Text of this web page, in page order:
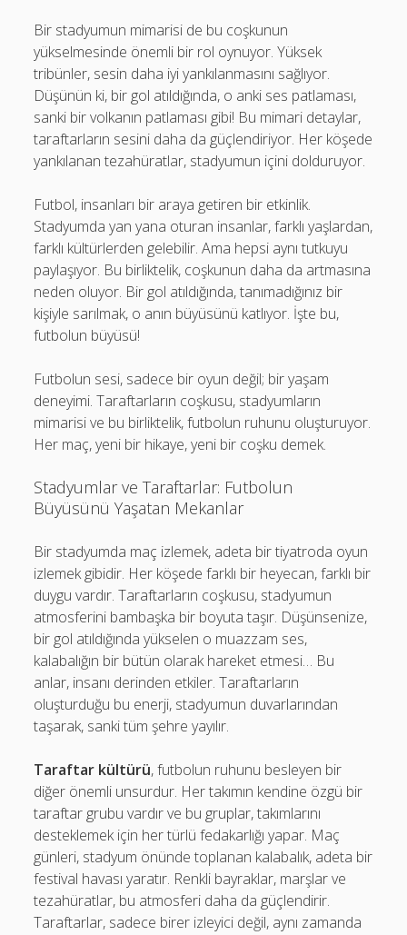
Bir stadyumun mimarisi de bu coşkunun
yükselmesinde önemli bir rol oynuyor. Yüksek
tribünler, sesin daha iyi yankılanmasını sağlıyor.
Düşünün ki, bir gol atıldığında, o anki ses patlaması,
sanki bir volkanın patlaması gibi! Bu mimari detaylar,
taraftarların sesini daha da güçlendiriyor. Her köşede
yankılanan tezahüratlar, stadyumun içini dolduruyor.
Futbol, insanları bir araya getiren bir etkinlik.
Stadyumda yan yana oturan insanlar, farklı yaşlardan,
farklı kültürlerden gelebilir. Ama hepsi aynı tutkuyu
paylaşıyor. Bu birliktelik, coşkunun daha da artmasına
neden oluyor. Bir gol atıldığında, tanımadığınız bir
kişiyle sarılmak, o anın büyüsünü katlıyor. İşte bu,
futbolun büyüsü!
Futbolun sesi, sadece bir oyun değil; bir yaşam
deneyimi. Taraftarların coşkusu, stadyumların
mimarisi ve bu birliktelik, futbolun ruhunu oluşturuyor.
Her maç, yeni bir hikaye, yeni bir coşku demek.
Stadyumlar ve Taraftarlar: Futbolun
Büyüsünü Yaşatan Mekanlar
Bir stadyumda maç izlemek, adeta bir tiyatroda oyun
izlemek gibidir. Her köşede farklı bir heyecan, farklı bir
duygu vardır. Taraftarların coşkusu, stadyumun
atmosferini bambaşka bir boyuta taşır. Düşünsenize,
bir gol atıldığında yükselen o muazzam ses,
kalabalığın bir bütün olarak hareket etmesi… Bu
anlar, insanı derinden etkiler. Taraftarların
oluşturduğu bu enerji, stadyumun duvarlarından
taşarak, sanki tüm şehre yayılır.
Taraftar kültürü, futbolun ruhunu besleyen bir
diğer önemli unsurdur. Her takımın kendine özgü bir
taraftar grubu vardır ve bu gruplar, takımlarını
desteklemek için her türlü fedakarlığı yapar. Maç
günleri, stadyum önünde toplanan kalabalık, adeta bir
festival havası yaratır. Renkli bayraklar, marşlar ve
tezahüratlar, bu atmosferi daha da güçlendirir.
Taraftarlar, sadece birer izleyici değil, aynı zamanda